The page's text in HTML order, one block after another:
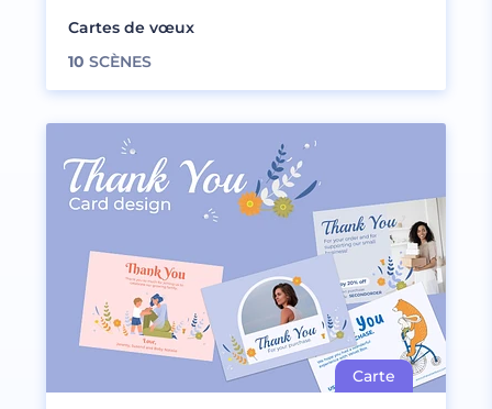
Cartes de vœux
10 SCÈNES